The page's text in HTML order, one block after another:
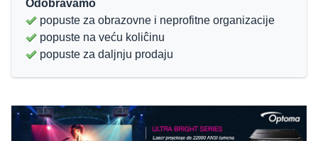
Odobravamo
popuste za obrazovne i neprofitne organizacije
popuste na veću koliĉinu
popuste za daljnju prodaju